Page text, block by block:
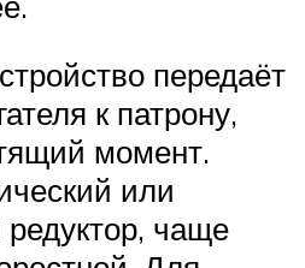
передаёт
к патрону,
момент.
или
чаще